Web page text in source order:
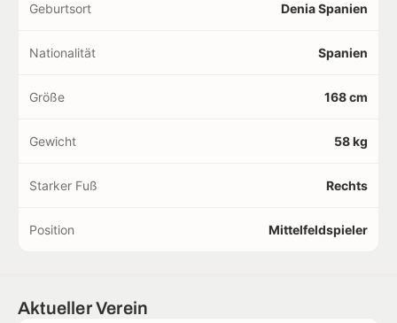
Geburtsort Denia Spanien
Nationalität Spanien
Größe 168 cm
Gewicht 58 kg
Starker Fuß Rechts
Position Mittelfeldspieler
Aktueller Verein